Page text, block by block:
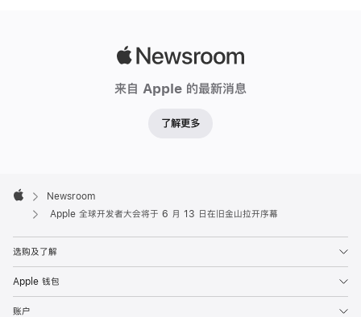
来自 Apple 的最新消息
了解更多
Footer

Apple
Newsroom
Apple 全球开发者大会将于 6 月 13 日在旧金山拉开序幕
选购及了解
Apple 钱包
账户